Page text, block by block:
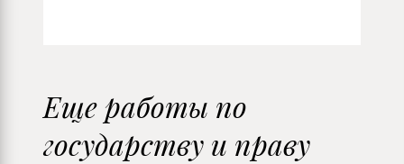
Еще работы по
государству и праву